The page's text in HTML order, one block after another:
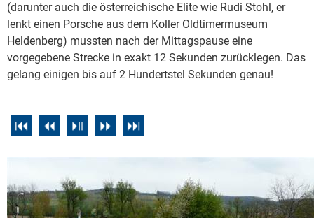
(darunter auch die österreichische Elite wie Rudi Stohl, er
lenkt einen Porsche aus dem Koller Oldtimermuseum
Heldenberg) mussten nach der Mittagspause eine
vorgegebene Strecke in exakt 12 Sekunden zurücklegen. Das
gelang einigen bis auf 2 Hundertstel Sekunden genau!